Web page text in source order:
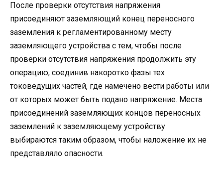
После проверки отсутствия напряжения
присоединяют заземляющий конец переносного
заземления к регламентированному месту
заземляющего устройства с тем, чтобы после
проверки отсутствия напряжения продолжить эту
операцию, соединив накоротко фазы тех
токоведущих частей, где намечено вести работы или
от которых может быть подано напряжение. Места
присоединений заземляющих концов переносных
заземлений к заземляющему устройству
выбираются таким образом, чтобы наложение их не
представляло опасности.